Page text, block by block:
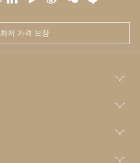
최저 가격 보장